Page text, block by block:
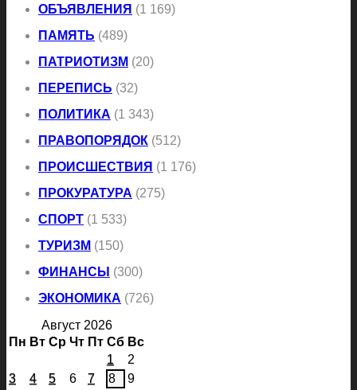
ОБЪЯВЛЕНИЯ (1 169)
ПАМЯТЬ (489)
ПАТРИОТИЗМ (20)
ПЕРЕПИСЬ (32)
ПОЛИТИКА (1 343)
ПРАВОПОРЯДОК (512)
ПРОИСШЕСТВИЯ (1 176)
ПРОКУРАТУРА (275)
СПОРТ (1 533)
ТУРИЗМ (150)
ФИНАНСЫ (300)
ЭКОНОМИКА (726)
Август 2026
Пн Вт Ср Чт Пт Сб Вс
1
2
3
4 5 6 7 8
9